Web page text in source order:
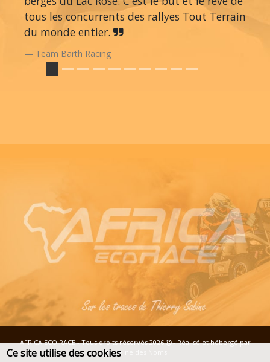
tous les concurrents des rallyes Tout Terrain
du monde entier.
Team Barth Racing
AFRICA ECO RACE - Tous droits réservés 2026 - Réalisé et hébergé par
Domaine des Noms
Ce site utilise des cookies